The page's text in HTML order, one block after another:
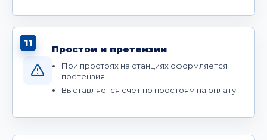
11
Простои и претензии
При простоях на станциях оформляется
претензия
Выставляется счет по простоям на оплату